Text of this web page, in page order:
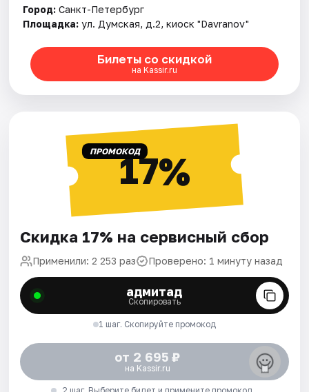
Город: Санкт-Петербург
Площадка: ул. Думская, д.2, киоск "Davranov"
Билеты со скидкой
на Kassir.ru
ПРОМОКОД17%
Скидка 17% на сервисный сбор
Применили: 2 253 раз Проверено: 1 минуту назад
адмитад
Скопировать
1 шаг. Скопируйте промокод
от 2 695 ₽
на Kassir.ru